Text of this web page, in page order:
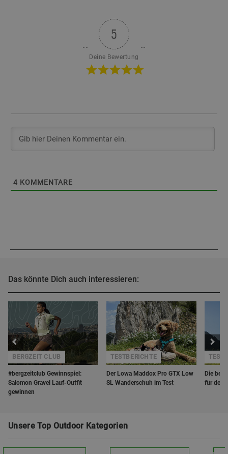
5
Deine Bewertung
4 KOMMENTARE
Das könnte Dich auch interessieren:
#bergzeitclub Gewinnspiel:
Salomon Gravel Lauf-Outfit
gewinnen
BERGZEIT CLUB
Der Lowa Maddox Pro GTX Low
SL Wanderschuh im Test
TESTBERICHTE
Die
für den
Unsere Top Outdoor Kategorien